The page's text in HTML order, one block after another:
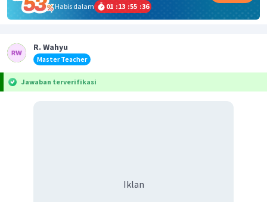
Habis dalam
01 :13 :55 :36
R. Wahyu
Master Teacher
Jawaban terverifikasi
Iklan